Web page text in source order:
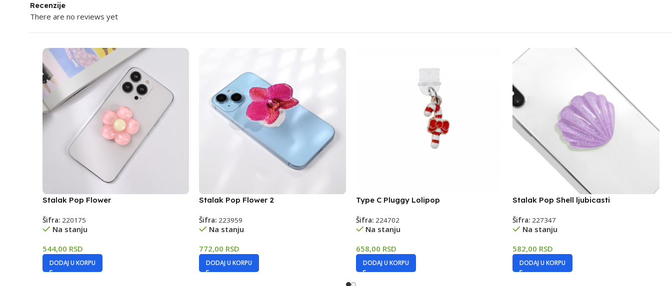
Recenzije
There are no reviews yet
Stalak Pop Flower
Šifra: 220175
Na stanju
544,00 RSD
DODAJ U KORPU
Stalak Pop Flower 2
Šifra:223959
Na stanju
772,00 RSD
DODAJ U KORPU
Type C Pluggy Lolipop
Šifra: 224702
Na stanju
658,00 RSD
DODAJ U KORPU
Stalak Pop Shell ljubicasti
Šifra:227347
Na stanju
582,00 RSD
DODAJ U KORPU